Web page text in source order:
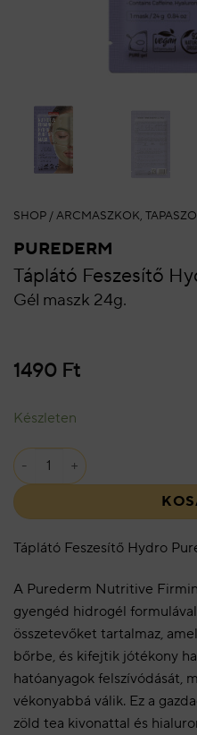
SHOP /ARCMASZKOK,
PUREDERM
Táplátó Feszesítő
Gél maszk 24g.
1490 Ft
Készleten
Táplátó Feszesítő Hydro Pure
Táplátó Feszesítő Hydro
A Purederm Nutritive
gyengéd hidrogél
összetevőket tartalmaz,
bőrbe, és kifejtik jótékony
hatóanyagok felszívódását,
vékonyabbá válik. Ez a
zöld tea kivonattal és